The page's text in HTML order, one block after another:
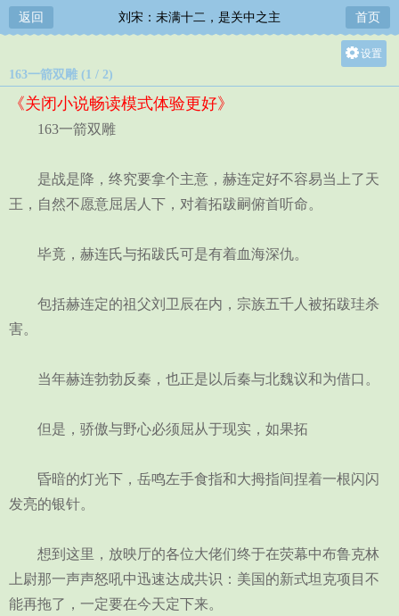
返回 刘宋：未满十二，是关中之主 首页
设置
163一箭双雕 (1 / 2)
《关闭小说畅读模式体验更好》
163一箭双雕
是战是降，终究要拿个主意，赫连定好不容易当上了天
王，自然不愿意屈居人下，对着拓跋嗣俯首听命。
毕竟，赫连氏与拓跋氏可是有着血海深仇。
包括赫连定的祖父刘卫辰在内，宗族五千人被拓跋珪杀
害。
当年赫连勃勃反秦，也正是以后秦与北魏议和为借口。
但是，骄傲与野心必须屈从于现实，如果拓
昏暗的灯光下，岳鸣左手食指和大拇指间捏着一根闪闪
发亮的银针。
想到这里，放映厅的各位大佬们终于在荧幕中布鲁克林
上尉那一声声怒吼中迅速达成共识：美国的新式坦克项目不
能再拖了，一定要在今天定下来。